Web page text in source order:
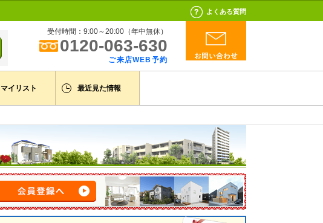
よくある質問
受付時間：9:00～20:00（年中無休）
0120-063-630
ご来店WEB予約
マイリスト 最近見た情報